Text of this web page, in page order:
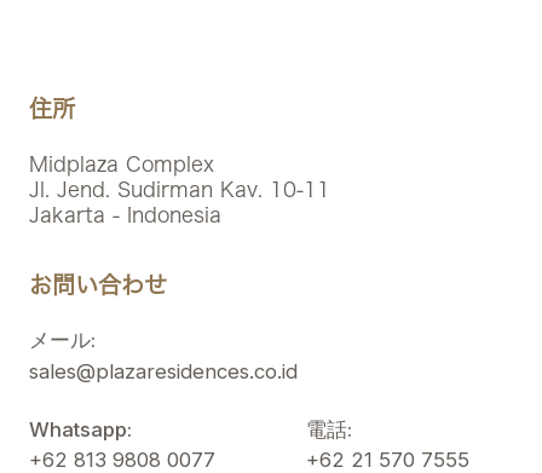
住所
Midplaza Complex
Jl. Jend. Sudirman Kav. 10-11
Jakarta - Indonesia
お問い合わせ
メール:
sales@plazaresidences.co.id
Whatsapp:
+62 813 9808 0077
電話:
+62 21 570 7555